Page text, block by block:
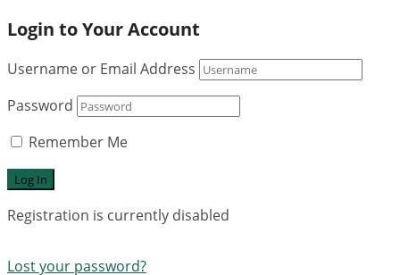
Login to Your Account
Username or Email Address
Password
Remember Me
Registration is currently disabled
Lost your password?